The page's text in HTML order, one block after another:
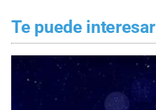
Te puede interesar